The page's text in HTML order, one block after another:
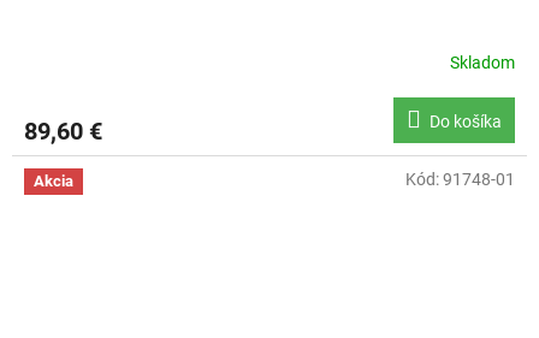
Skladom
89,60 € Do košíka
Akcia Kód:91748-01